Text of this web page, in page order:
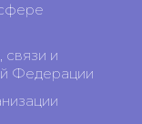
связи и
Федерации